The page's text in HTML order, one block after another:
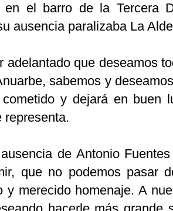
en el barro de la Tercera
ausencia paralizaba La
adelantado que deseamos
sabemos y
y dejará en buen
representa.
de Antonio
que no podemos pasar
y merecido homenaje. A